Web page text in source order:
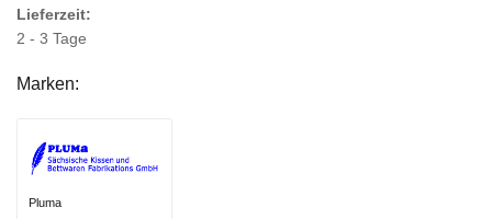
Lieferzeit:
2 - 3 Tage
Marken:
Pluma